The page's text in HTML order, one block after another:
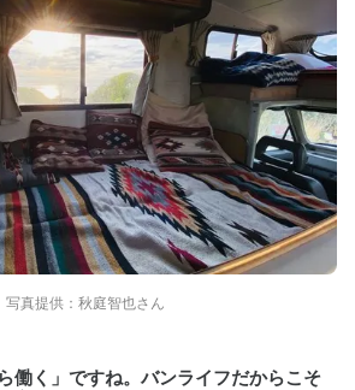
写真提供：秋庭智也さん
働く」ですね。バンライフだからこそ